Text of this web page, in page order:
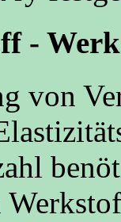
-
von